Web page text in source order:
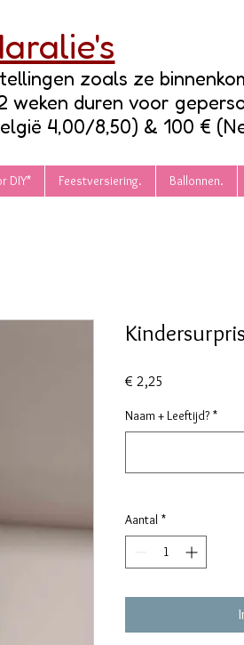
zoals ze
weken duren voor
4,00/8,50) & 100 €
DIY* Feestversiering. Ballonnen.
€ 2,25
Naam + Leeftijd? *
Aantal *